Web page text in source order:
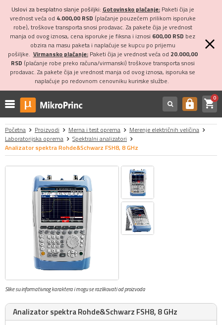
Uslovi za besplatno slanje pošiljki: Gotovinsko plaćanje:Paketi čija je
vrednost veća od 4.000,00 RSD (plaćanje pouzećem prilikom isporuke
robe), troškove transporta snosi prodavac. Za pakete čija je vrednost
manja od ovog iznosa, cena isporuke je fiksna i iznosi 600,00 RSD bez
obzira na masu paketa i naplaćuje se kupcu po prijemu
pošiljke. Virmansko plaćanje:Paketi čija je vrednost veća od 20.000,00
RSD (plaćanje robe preko računa/virmanski) troškove transporta snosi
prodavac. Za pakete čija je vrednost manja od ovog iznosa, isporuka se
naplaćuje po redovnom cenovniku kurirske službe.
https shopping_cart0
Početna Proizvodi Merna i test oprema
Merenje električnih veličina
Laboratorijska oprema
Spektralni analizatori
Analizator spektra Rohde&Schwarz FSH8, 8 GHz
Slike su informativnog karaktera i mogu se razlikovati od proizvoda
Analizator spektra Rohde&Schwarz FSH8, 8 GHz